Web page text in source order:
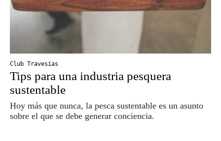
Club Travesías
Tips para una industria pesquera
sustentable
Hoy más que nunca, la pesca sustentable es un asunto
sobre el que se debe generar conciencia.